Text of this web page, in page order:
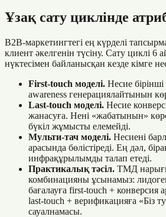
Ұзақ сату циклінде
B2B-маркетингтегі ең күрделі
клиент әкелгенін түсіну. Сату циклі 6
нүктесімен байланысқан кезде кімге
First-touch моделі. Несие
awareness генерациялайтынын
Last-touch моделі. Несие
жанасуға. Нені «жабатынын»
бүкіл жұмысты елемейді.
Мульти-тач моделі. Несиені
арасында бөлістіреді. Ең дәл,
инфрақұрылымды талап етеді.
Практикалық тәсіл. ТМД
комбинацияны ұсынамыз:
бағалауға first-touch + конверсия
last-touch + верификацияға «Біз
сауалнамасы.